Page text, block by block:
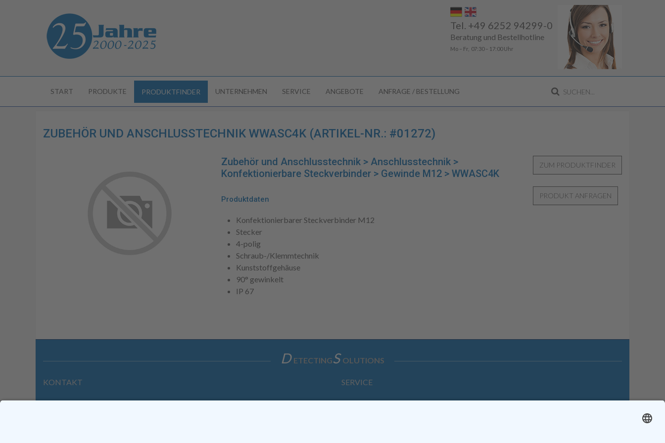
Tel. +49 6252 94299-0
Beratung und Bestellhotline
Mo – Fr, 07:30 – 17:00 Uhr
START PRODUKTE PRODUKTFINDER UNTERNEHMEN SERVICE ANGEBOTE ANFRAGE / BESTELLUNG
ZUBEHÖR UND ANSCHLUSSTECHNIK WWASC4K (ARTIKEL-NR.: #01272)
Zubehör und Anschlusstechnik > Anschlusstechnik >
Konfektionierbare Steckverbinder > Gewinde M12 > WWASC4K
Produktdaten
Konfektionierbarer Steckverbinder M12
Stecker
4-polig
Schraub-/Klemmtechnik
Kunststoffgehäuse
90° gewinkelt
IP 67
D ETECTINGS OLUTIONS
KONTAKT
Wilhelmstraße 39 | 64646 Heppenheim
SERVICE
Anfrage